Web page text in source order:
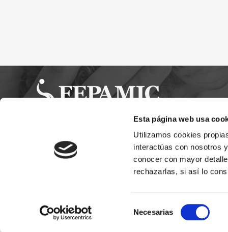
Esta página web usa
Utilizamos cookies
interactúas con nosotros
conocer con mayor
rechazarlas, si así lo
de
Necesarias
Fundación Fepamic © 2026 Aviso Legal